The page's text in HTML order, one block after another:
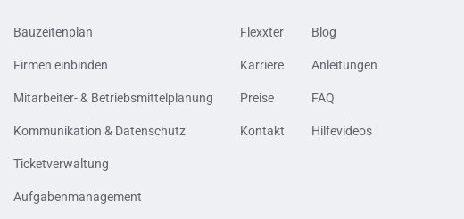
Bauzeitenplan
Firmen einbinden
Mitarbeiter- & Betriebsmittelplanung
Kommunikation & Datenschutz
Ticketverwaltung
Aufgabenmanagement
Flexxter
Karriere
Preise
Kontakt
Blog
Anleitungen
FAQ
Hilfevideos